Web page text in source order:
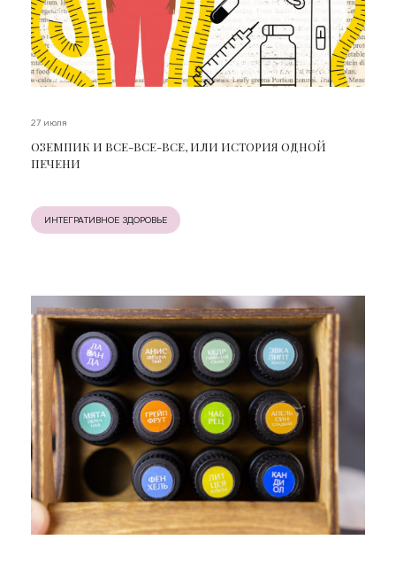
27 июля
ОЗЕМПИК И ВСЕ-ВСЕ-ВСЕ, ИЛИ ИСТОРИЯ ОДНОЙ
ПЕЧЕНИ
ИНТЕГРАТИВНОЕ ЗДОРОВЬЕ